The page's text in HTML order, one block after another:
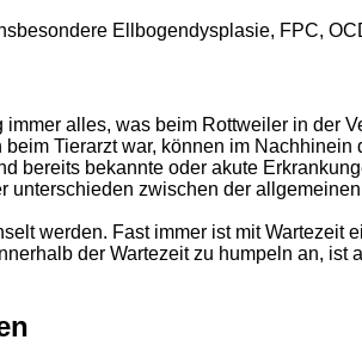
Ellbogendysplasie, FPC,
alles, was beim Rottweiler in der
Tierarzt war, können im Nachhinein
bereits bekannte oder akute
unterschieden zwischen der
werden. Fast immer ist mit
der Wartezeit zu humpeln an,